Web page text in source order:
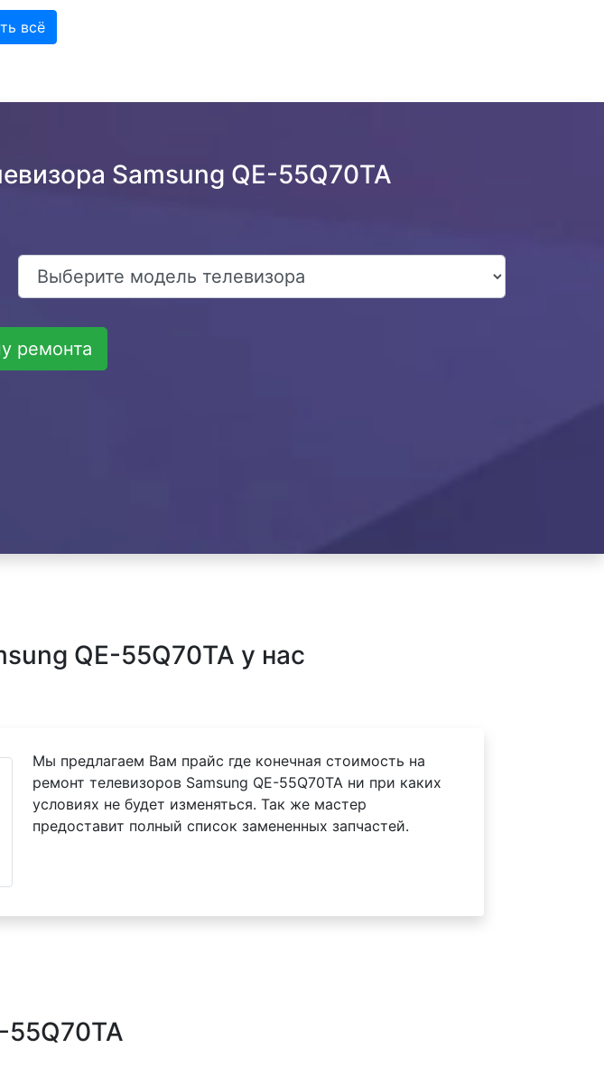
всё
Samsung QE-55Q70TA
ремонта
QE-55Q70TA у нас
Мы предлагаем Вам прайс где конечная стоимость на
ремонт телевизоров Samsung QE-55Q70TA ни при каких
условиях не будет изменяться. Так же мастер
предоставит полный список замененных запчастей.
55Q70TA